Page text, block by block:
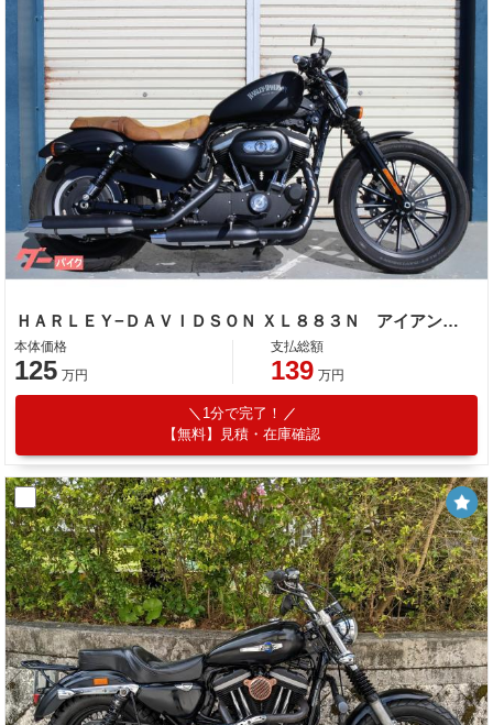
ＨＡＲＬＥＹ−ＤＡＶＩＤＳＯＮ ＸＬ８８３Ｎ アイアン ２０１４Ｙ
本体価格
125 万円
支払総額
139 万円
1分で完了！
【無料】見積・在庫確認